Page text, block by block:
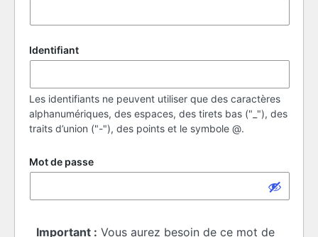
Identifiant
Les identifiants ne peuvent utiliser que des caractères
alphanumériques, des espaces, des tirets bas ("_"), des
traits d’union ("-"), des points et le symbole @.
Mot de passe
Important : Vous aurez besoin de ce mot de